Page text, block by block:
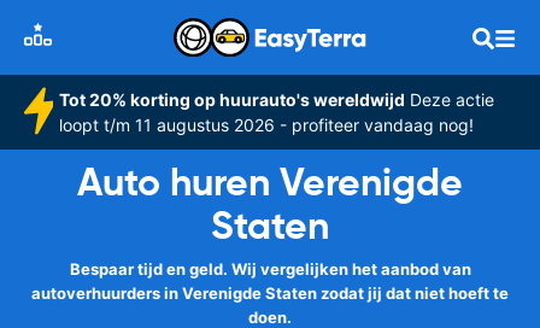
Tot 20% korting op huurauto's wereldwijd Deze actie
loopt t/m 11 augustus 2026 - profiteer vandaag nog!
Auto huren Verenigde
Staten
Bespaar tijd en geld. Wij vergelijken het aanbod van
autoverhuurders in Verenigde Staten zodat jij dat niet hoeft te
doen.